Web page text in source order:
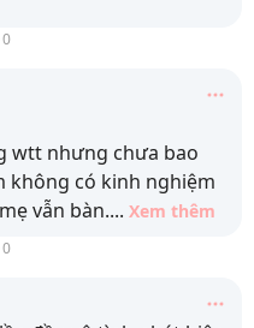
0
wtt nhưng chưa bao
không có kinh nghiệm
vẫn bàn.... Xem thêm
0